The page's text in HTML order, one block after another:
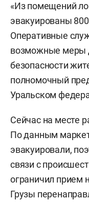
«Из помещений
эвакуированы
Оперативные
возможные меры
безопасности
полномочный
Уральском
Сейчас на месте
По данным
эвакуировали,
связи с
ограничил прием
Грузы